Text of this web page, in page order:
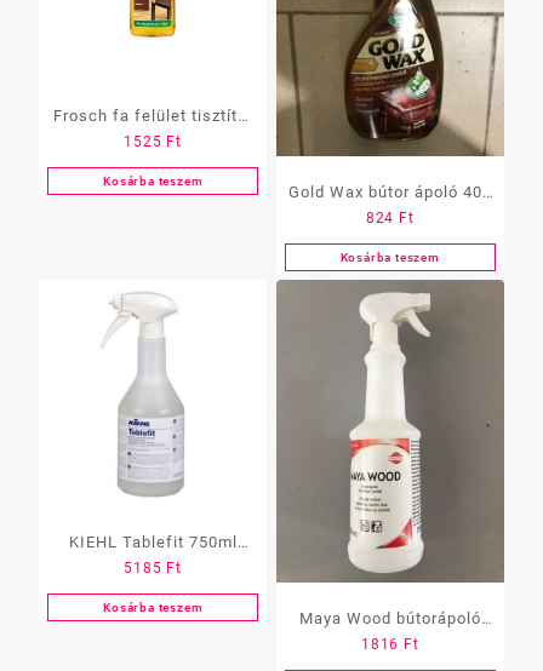
Frosch fa felület tisztító,
750 ml
1525 Ft
Kosárba teszem
Gold Wax bútor ápoló 400
ml
824 Ft
Kosárba teszem
KIEHL Tablefit 750ml
(műanyag- és íróasztal
tisztítószer)
5185 Ft
Kosárba teszem
Maya Wood bútorápoló
750 ml
1816 Ft